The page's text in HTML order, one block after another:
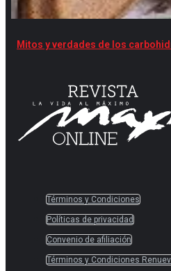
Mitos y verdades de los
Términos y Condiciones
Políticas de privacidad
Convenio de afiliación
Términos y Condiciones